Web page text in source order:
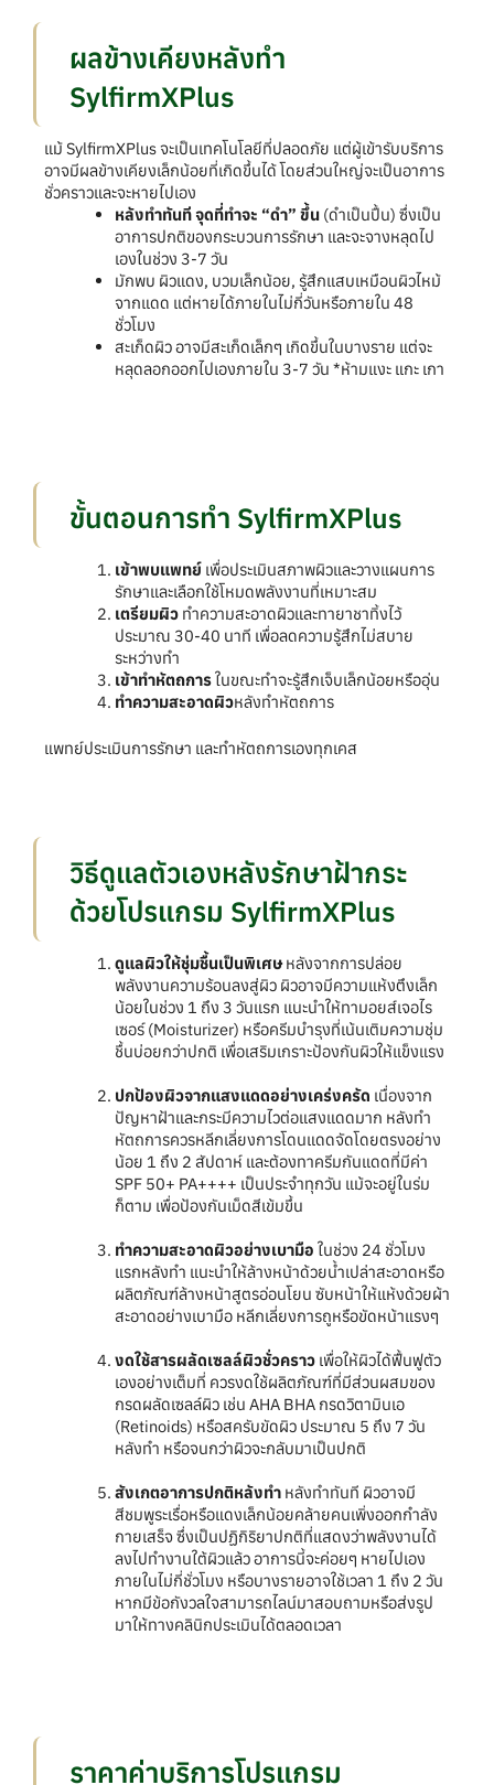
ผลข้างเคียงหลังทำ
SylfirmXPlus
แม้ SylfirmXPlus จะเป็นเทคโนโลยีที่ปลอดภัย แต่ผู้เข้ารับบริการ
อาจมีผลข้างเคียงเล็กน้อยที่เกิดขึ้นได้ โดยส่วนใหญ่จะเป็นอาการ
ชั่วคราวและจะหายไปเอง
หลังทำทันที จุดที่ทำจะ “ดำ” ขึ้น(ดำเป็นปื้น) ซึ่งเป็น
อาการปกติของกระบวนการรักษา และจะจางหลุดไป
เองในช่วง 3-7 วัน
มักพบ ผิวแดง, บวมเล็กน้อย, รู้สึกแสบเหมือนผิวไหม้
จากแดด แต่หายได้ภายในไม่กี่วันหรือภายใน 48
ชั่วโมง
สะเก็ดผิว อาจมีสะเก็ดเล็กๆ เกิดขึ้นในบางราย แต่จะ
หลุดลอกออกไปเองภายใน 3-7 วัน *ห้ามแงะ แกะ เกา
ขั้นตอนการทำ SylfirmXPlus
เข้าพบแพทย์เพื่อประเมินสภาพผิวและวางแผนการ
รักษาและเลือกใช้โหมดพลังงานที่เหมาะสม
เตรียมผิวทำความสะอาดผิวและทายาชาทิ้งไว้
ประมาณ 30-40 นาที เพื่อลดความรู้สึกไม่สบาย
ระหว่างทำ
เข้าทำหัตถการในขณะทำจะรู้สึกเจ็บเล็กน้อยหรืออุ่น
ทำความสะอาดผิวหลังทำหัตถการ
แพทย์ประเมินการรักษา และทำหัตถการเองทุกเคส
วิธีดูแลตัวเองหลังรักษาฝ้ากระ
ด้วยโปรแกรม SylfirmXPlus
ดูแลผิวให้ชุ่มชื้นเป็นพิเศษหลังจากการปล่อย
พลังงานความร้อนลงสู่ผิว ผิวอาจมีความแห้งตึงเล็ก
น้อยในช่วง 1 ถึง 3 วันแรก แนะนำให้ทามอยส์เจอไร
เซอร์ (Moisturizer) หรือครีมบำรุงที่เน้นเติมความชุ่ม
ชื้นบ่อยกว่าปกติ เพื่อเสริมเกราะป้องกันผิวให้แข็งแรง
ปกป้องผิวจากแสงแดดอย่างเคร่งครัด เนื่องจาก
ปัญหาฝ้าและกระมีความไวต่อแสงแดดมาก หลังทำ
หัตถการควรหลีกเลี่ยงการโดนแดดจัดโดยตรงอย่าง
น้อย 1 ถึง 2 สัปดาห์ และต้องทาครีมกันแดดที่มีค่า
SPF 50+ PA++++ เป็นประจำทุกวัน แม้จะอยู่ในร่ม
ก็ตาม เพื่อป้องกันเม็ดสีเข้มขึ้น
ทำความสะอาดผิวอย่างเบามือ ในช่วง 24 ชั่วโมง
แรกหลังทำ แนะนำให้ล้างหน้าด้วยน้ำเปล่าสะอาดหรือ
ผลิตภัณฑ์ล้างหน้าสูตรอ่อนโยน ซับหน้าให้แห้งด้วยผ้า
สะอาดอย่างเบามือ หลีกเลี่ยงการถูหรือขัดหน้าแรงๆ
งดใช้สารผลัดเซลล์ผิวชั่วคราวเพื่อให้ผิวได้ฟื้นฟูตัว
เองอย่างเต็มที่ ควรงดใช้ผลิตภัณฑ์ที่มีส่วนผสมของ
กรดผลัดเซลล์ผิว เช่น AHA BHA กรดวิตามินเอ
(Retinoids) หรือสครับขัดผิว ประมาณ 5 ถึง 7 วัน
หลังทำ หรือจนกว่าผิวจะกลับมาเป็นปกติ
สังเกตอาการปกติหลังทำหลังทำทันที ผิวอาจมี
สีชมพูระเรื่อหรือแดงเล็กน้อยคล้ายคนเพิ่งออกกำลัง
กายเสร็จ ซึ่งเป็นปฏิกิริยาปกติที่แสดงว่าพลังงานได้
ลงไปทำงานใต้ผิวแล้ว อาการนี้จะค่อยๆ หายไปเอง
ภายในไม่กี่ชั่วโมง หรือบางรายอาจใช้เวลา 1 ถึง 2 วัน
หากมีข้อกังวลใจสามารถไลน์มาสอบถามหรือส่งรูป
มาให้ทางคลินิกประเมินได้ตลอดเวลา
ราคาค่าบริการโปรแกรม